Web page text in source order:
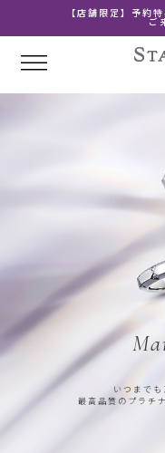
【店舗限定】予
ご
いつまで
最高品質のプラチ